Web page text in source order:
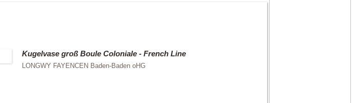
Kugelvase groß Boule Coloniale - French Line
LONGWY FAYENCEN Baden-Baden oHG